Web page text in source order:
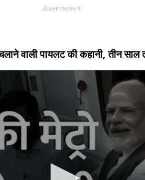
Advertisement
वाली पायलट की कहानी, तीन